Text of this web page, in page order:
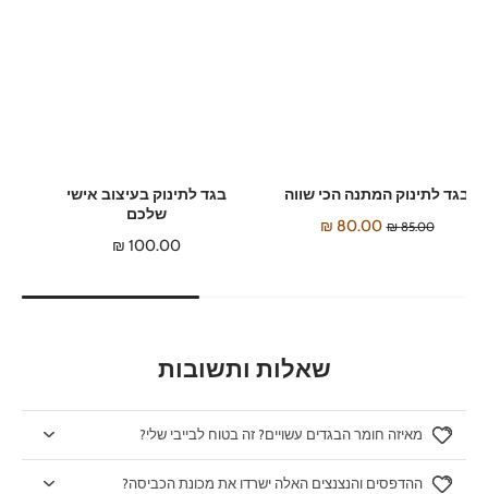
בגד לתינוק בעיצוב אישי
שלכם
100.00 ₪
בגד לתינוק המתנה הכי שווה
85.00 ₪
80.00 ₪
שאלות ותשובות
מאיזה חומר הבגדים עשויים? זה בטוח לבייבי שלי?
ההדפסים והנצנצים האלה ישרדו את מכונת הכביסה?